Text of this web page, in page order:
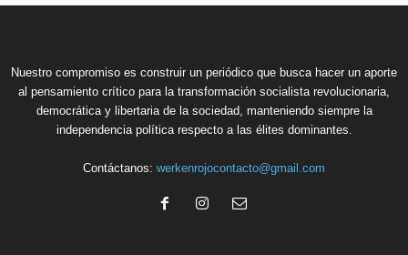
Nuestro compromiso es construir un periódico que busca hacer un aporte
al pensamiento crítico para la transformación socialista revolucionaria,
democrática y libertaria de la sociedad, manteniendo siempre la
independencia política respecto a las élites dominantes.
Contáctanos: werkenrojocontacto@gmail.com